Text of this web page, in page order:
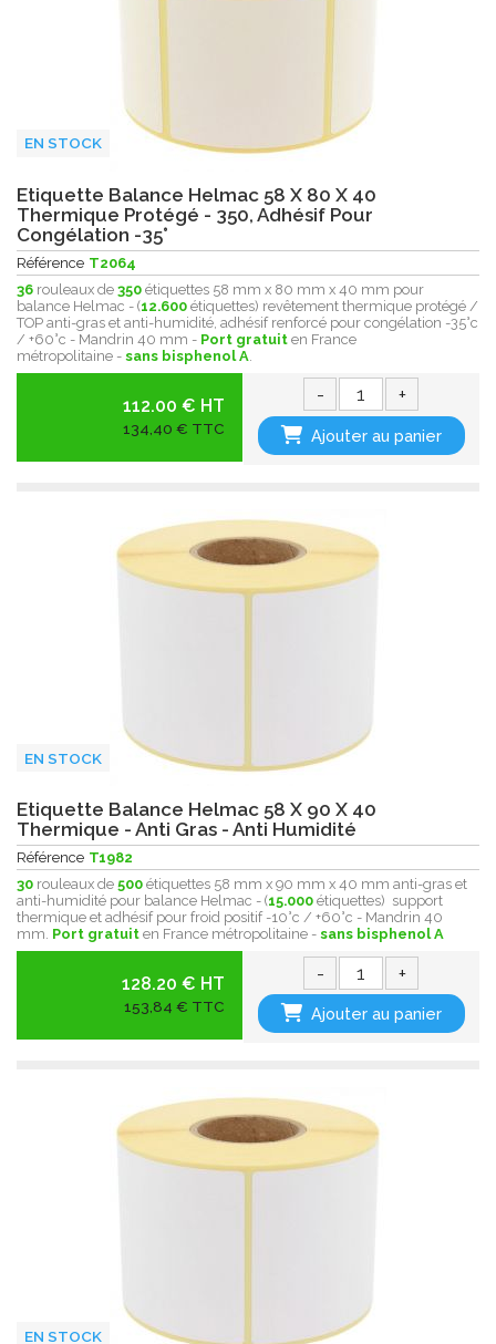
EN STOCK
Etiquette Balance Helmac 58 X 80 X 40
Thermique Protégé - 350, Adhésif Pour
Congélation -35°
Référence T2064
36 rouleaux de 350 étiquettes 58 mm x 80 mm x 40 mm pour
balance Helmac - (12.600 étiquettes) revêtement thermique protégé /
TOP anti-gras et anti-humidité, adhésif renforcé pour congélation -35°c
/ +60°c - Mandrin 40 mm - Port gratuit en France
métropolitaine - sans bisphenol A
112.00 € HT
134,40 € TTC
- +
Ajouter au panier
EN STOCK
Etiquette Balance Helmac 58 X 90 X 40
Thermique - Anti Gras - Anti Humidité
Référence T1982
30 rouleaux de 500 étiquettes 58 mm x 90 mm x 40 mm anti-gras et
anti-humidité pour balance Helmac - (15.000 étiquettes) support
thermique et adhésif pour froid positif -10°c / +60°c - Mandrin 40
mm. Port gratuit en France métropolitaine - sans bisphenol A
128.20 € HT
153,84 € TTC
- +
Ajouter au panier
EN STOCK